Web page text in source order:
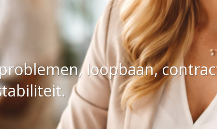
loopbaan,